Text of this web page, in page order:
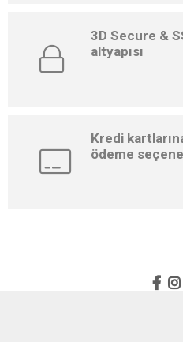
3D Secure &
altyapısı
Kredi
ödeme